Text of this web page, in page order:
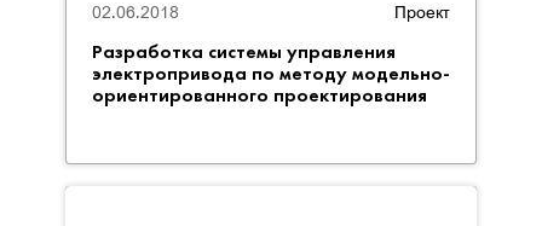
Проект
Разработка системы управления
электропривода по методу модельно-
ориентированного проектирования
02.06.2018